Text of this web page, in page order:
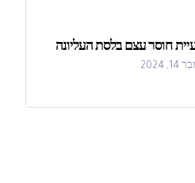
חוסר עצם בלסת העליונה
2024